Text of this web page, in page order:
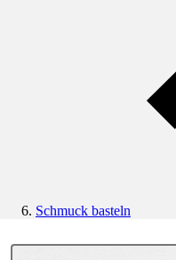
Schmuck basteln